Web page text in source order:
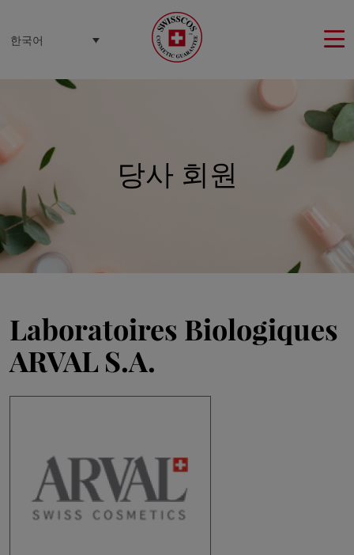
한국어
당사 회원
Laboratoires Biologiques
ARVAL S.A.